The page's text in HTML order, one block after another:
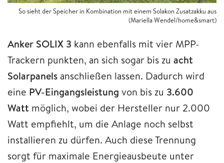
So sieht der Speicher in Kombination mit einem Solakon Zusatzakku aus
(Mariella Wendel/home&smart)
Anker SOLIX 3 kann ebenfalls mit vier MPP-
Trackern punkten, an sich sogar bis zu acht
Solarpanels anschließen lassen. Dadurch wird
eine PV-Eingangsleistung von bis zu 3.600
Watt möglich, wobei der Hersteller nur 2.000
Watt empfiehlt, um die Anlage noch selbst
installieren zu dürfen. Auch diese Trennung
sorgt für maximale Energieausbeute unter